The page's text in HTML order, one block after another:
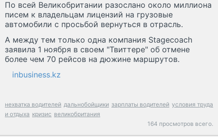
По всей Великобритании разослано около миллиона
писем к владельцам лицензий на грузовые
автомобили с просьбой вернуться в отрасль.
А между тем только одна компания Stagecoach
заявила 1 ноября в своем "Твиттере" об отмене
более чем 70 рейсов на дюжине маршрутов.
inbusiness.kz
нехватка водителей дальнобойщики зарплаты водителей условия труда
и отдыха кризис великобритания
164 просмотров всего.